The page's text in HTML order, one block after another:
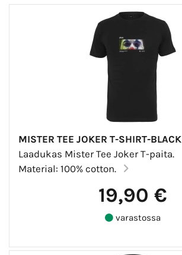
MISTER TEE JOKER T-SHIRT-BLACK
Laadukas Mister Tee Joker T-paita.
Material: 100% cotton.
19,90 €
varastossa